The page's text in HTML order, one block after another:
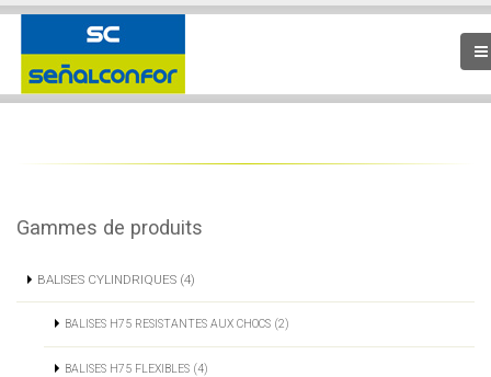
Gammes de produits
BALISES CYLINDRIQUES (4)
BALISES H75 RESISTANTES AUX CHOCS (2)
BALISES H75 FLEXIBLES (4)